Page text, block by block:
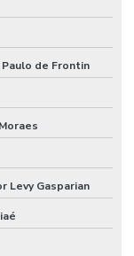
de Frontin
Levy Gasparian